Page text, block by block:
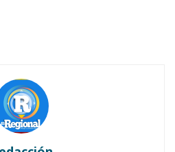
lo llaman – pues su
famosa taquería con
en el